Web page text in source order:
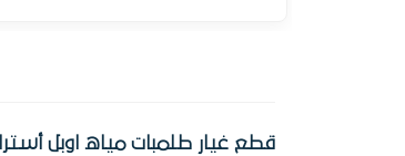
قطع غيار طلمبات مياه اوبل أسترا H